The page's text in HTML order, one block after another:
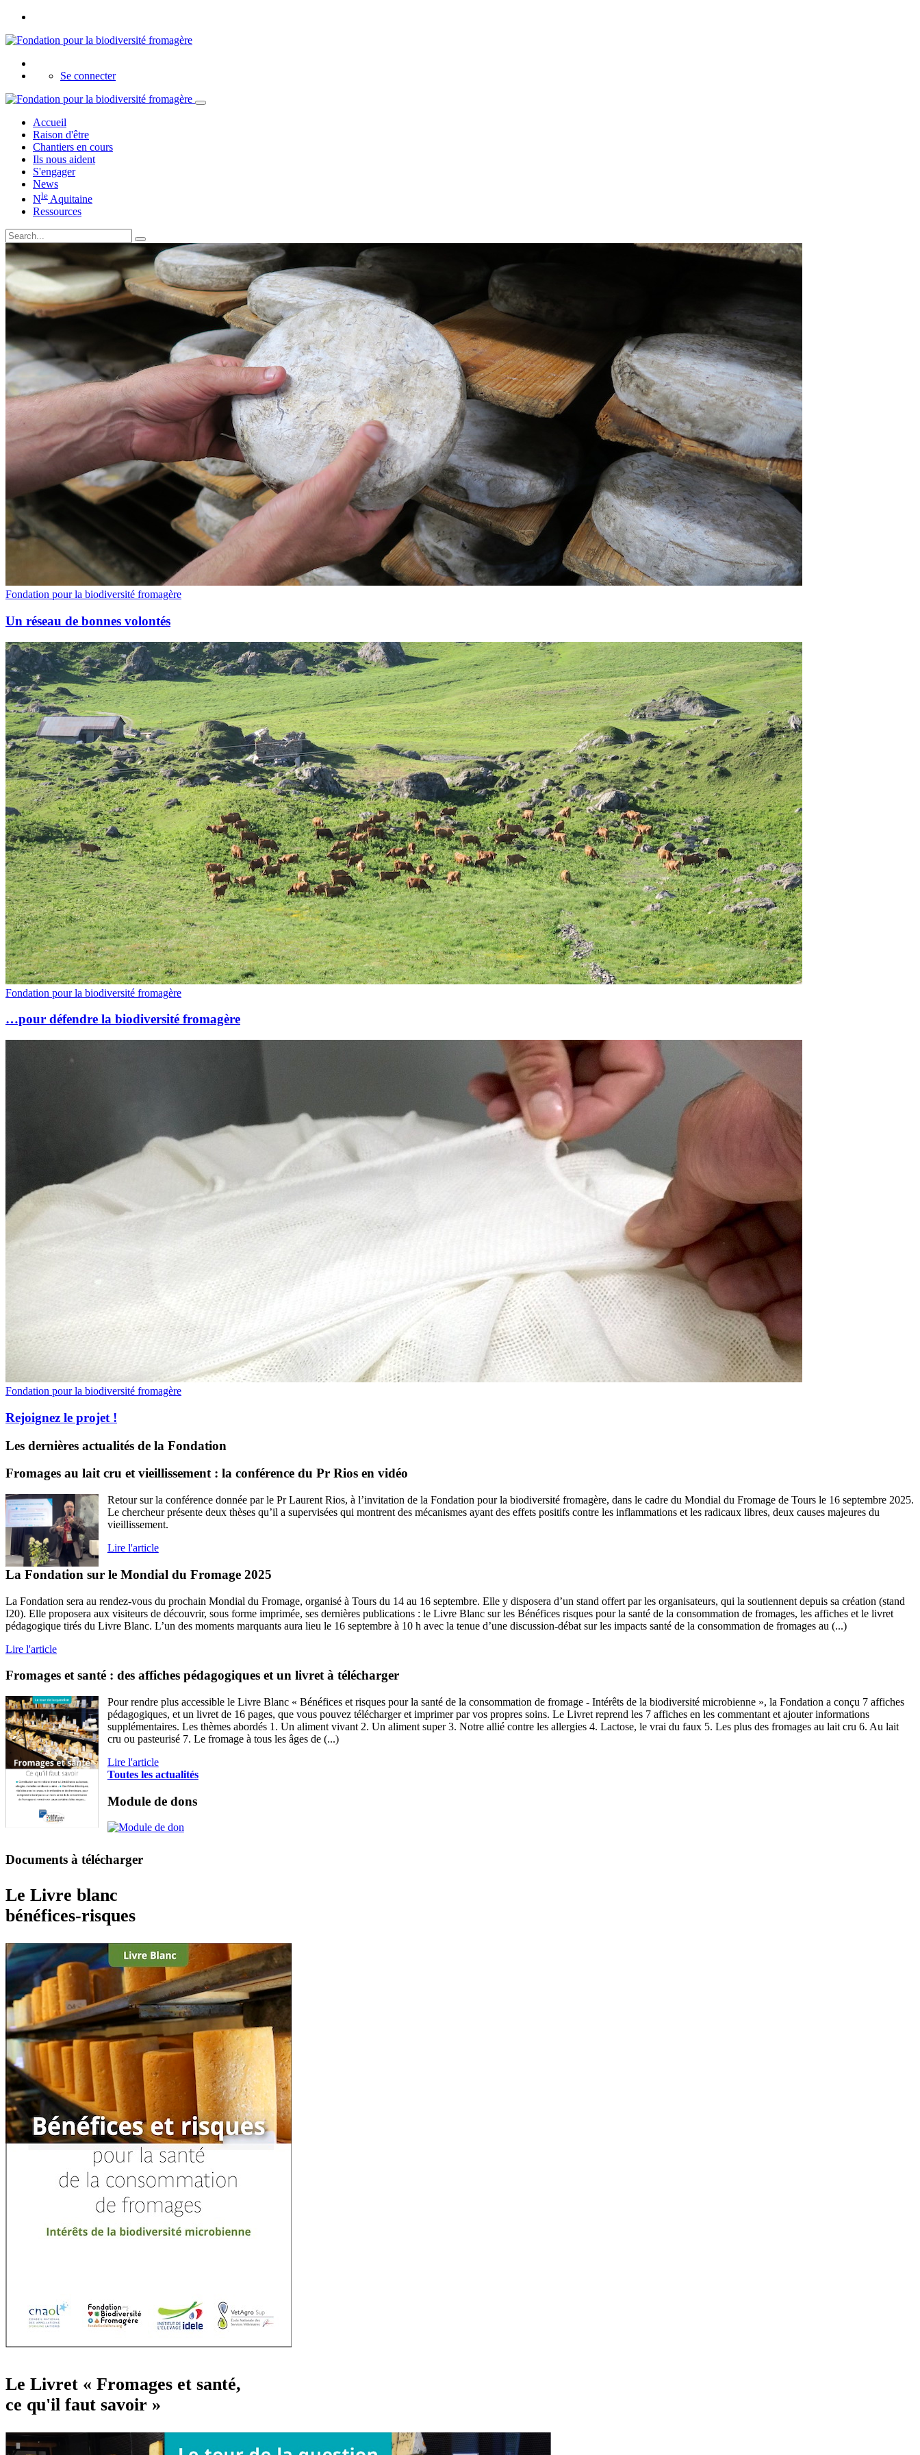
Se connecter
Accueil
Raison d'être
Chantiers en cours
Ils nous aident
S'engager
News
Nle Aquitaine
Ressources
Fondation pour la biodiversité fromagère
Un réseau de bonnes volontés
Fondation pour la biodiversité fromagère
…pour défendre la biodiversité fromagère
Fondation pour la biodiversité fromagère
Rejoignez le projet !
Les dernières actualités de la Fondation
Fromages au lait cru et vieillissement : la conférence du Pr Rios en vidéo
Retour sur la conférence donnée par le Pr Laurent Rios, à l’invitation de la Fondation pour la biodiversité fromagère, dans le cadre du Mondial du Fromage de Tours le 16 septembre 2025.
Le chercheur présente deux thèses qu’il a supervisées qui montrent des mécanismes ayant des effets positifs contre les inflammations et les radicaux libres, deux causes majeures du
vieillissement.
Lire l'article
La Fondation sur le Mondial du Fromage 2025
La Fondation sera au rendez-vous du prochain Mondial du Fromage, organisé à Tours du 14 au 16 septembre. Elle y disposera d’un stand offert par les organisateurs, qui la soutiennent depuis sa création (stand
I20). Elle proposera aux visiteurs de découvrir, sous forme imprimée, ses dernières publications : le Livre Blanc sur les Bénéfices risques pour la santé de la consommation de fromages, les affiches et le livret
pédagogique tirés du Livre Blanc. L’un des moments marquants aura lieu le 16 septembre à 10 h avec la tenue d’une discussion-débat sur les impacts santé de la consommation de fromages au (...)
Lire l'article
Fromages et santé : des affiches pédagogiques et un livret à télécharger
Pour rendre plus accessible le Livre Blanc « Bénéfices et risques pour la santé de la consommation de fromage - Intérêts de la biodiversité microbienne », la Fondation a conçu 7 affiches
pédagogiques, et un livret de 16 pages, que vous pouvez télécharger et imprimer par vos propres soins. Le Livret reprend les 7 affiches en les commentant et ajouter informations
supplémentaires. Les thèmes abordés 1. Un aliment vivant 2. Un aliment super 3. Notre allié contre les allergies 4. Lactose, le vrai du faux 5. Les plus des fromages au lait cru 6. Au lait
cru ou pasteurisé 7. Le fromage à tous les âges de (...)
Lire l'article
Toutes les actualités
Module de dons
Documents à télécharger
Le Livre blanc
bénéfices-risques
Le Livret « Fromages et santé,
ce qu'il faut savoir »